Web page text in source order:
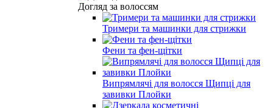
Догляд за волоссям
Тримери та машинки для стрижки
Фени та фен-щітки
Випрямлячі для волосся Щипці для
завивки Плойки